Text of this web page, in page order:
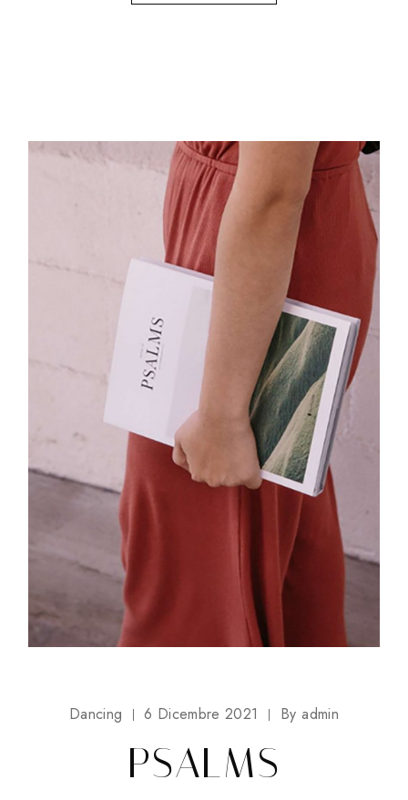
Dancing 6 Dicembre 2021 By admin
PSALMS